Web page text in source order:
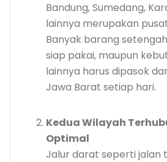
Bandung, Sumedang,
lainnya merupakan
Banyak barang
siap pakai, maupun
lainnya harus dipasok
Jawa Barat setiap hari.
Kedua Wilayah
Optimal
Jalur darat seperti jalan